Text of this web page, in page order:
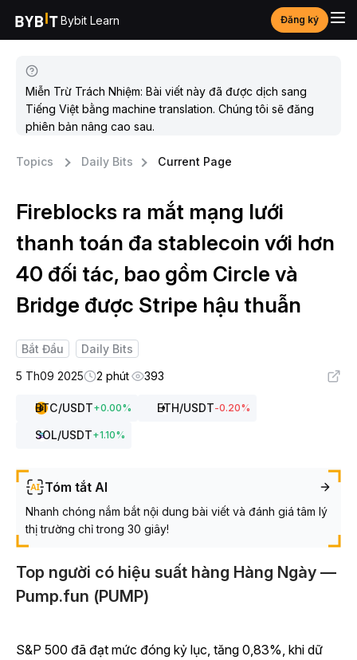
Bybit Learn Đăng ký
Miễn Trừ Trách Nhiệm: Bài viết này đã được dịch sang
Tiếng Việt bằng machine translation. Chúng tôi sẽ đăng
phiên bản nâng cao sau.
Topics Daily Bits Current Page
Fireblocks ra mắt mạng lưới
thanh toán đa stablecoin với hơn
40 đối tác, bao gồm Circle và
Bridge được Stripe hậu thuẫn
Bắt Đầu
Daily Bits
5 Th09 2025
2 phút 393
BTC/USDT+0.00% ETH/USDT-0.20%
SOL/USDT+1.10%
Tóm tắt AI
Nhanh chóng nắm bắt nội dung bài viết và đánh giá tâm lý
thị trường chỉ trong 30 giây!
Top người có hiệu suất hàng Hàng Ngày —
Pump.fun (PUMP)
S&P 500 đã đạt mức đóng kỷ lục, tăng 0,83%, khi dữ